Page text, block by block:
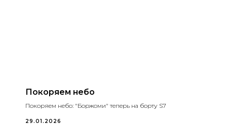
Покоряем небо
Покоряем небо: "Боржоми" теперь на борту S7
29.01.2026